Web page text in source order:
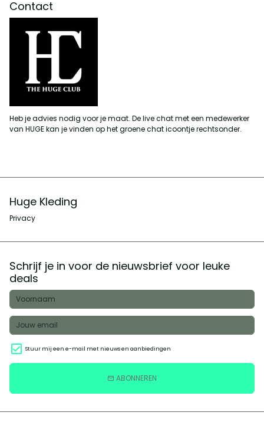
Contact
Heb je advies nodig voor je maat. De live chat met een medewerker
van HUGE kan je vinden op het groene chat icoontje rechtsonder.
Huge Kleding
Privacy
Schrijf je in voor de nieuwsbrief voor leuke
deals
Stuur mij een e-mail met nieuws en aanbiedingen
email ABONNEREN